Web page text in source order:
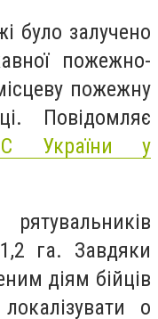
було залучено
пожежно-
пожежну
Повідомляє
України у
га. Завдяки
діям бійців
о